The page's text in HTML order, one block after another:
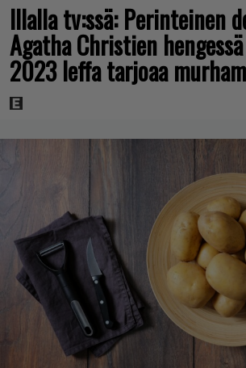
Illalla tv:ssä: Perinteinen
Agatha Christien
2023 leffa tarjoaa